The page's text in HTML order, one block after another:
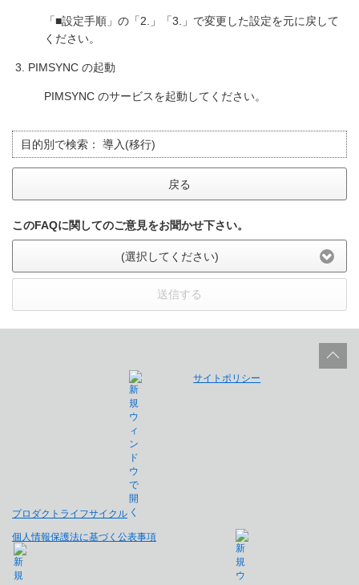
「■設定手順」の「2.」「3.」で変更した設定を元に戻して
ください。
PIMSYNC の起動
PIMSYNC のサービスを起動してください。
目的別で検索： 導入(移行)
戻る
このFAQに関してのご意見をお聞かせ下さい。
(選択してください)
送信する
プロダクトライフサイクル
サイトポリシー
個人情報保護法に基づく公表事項